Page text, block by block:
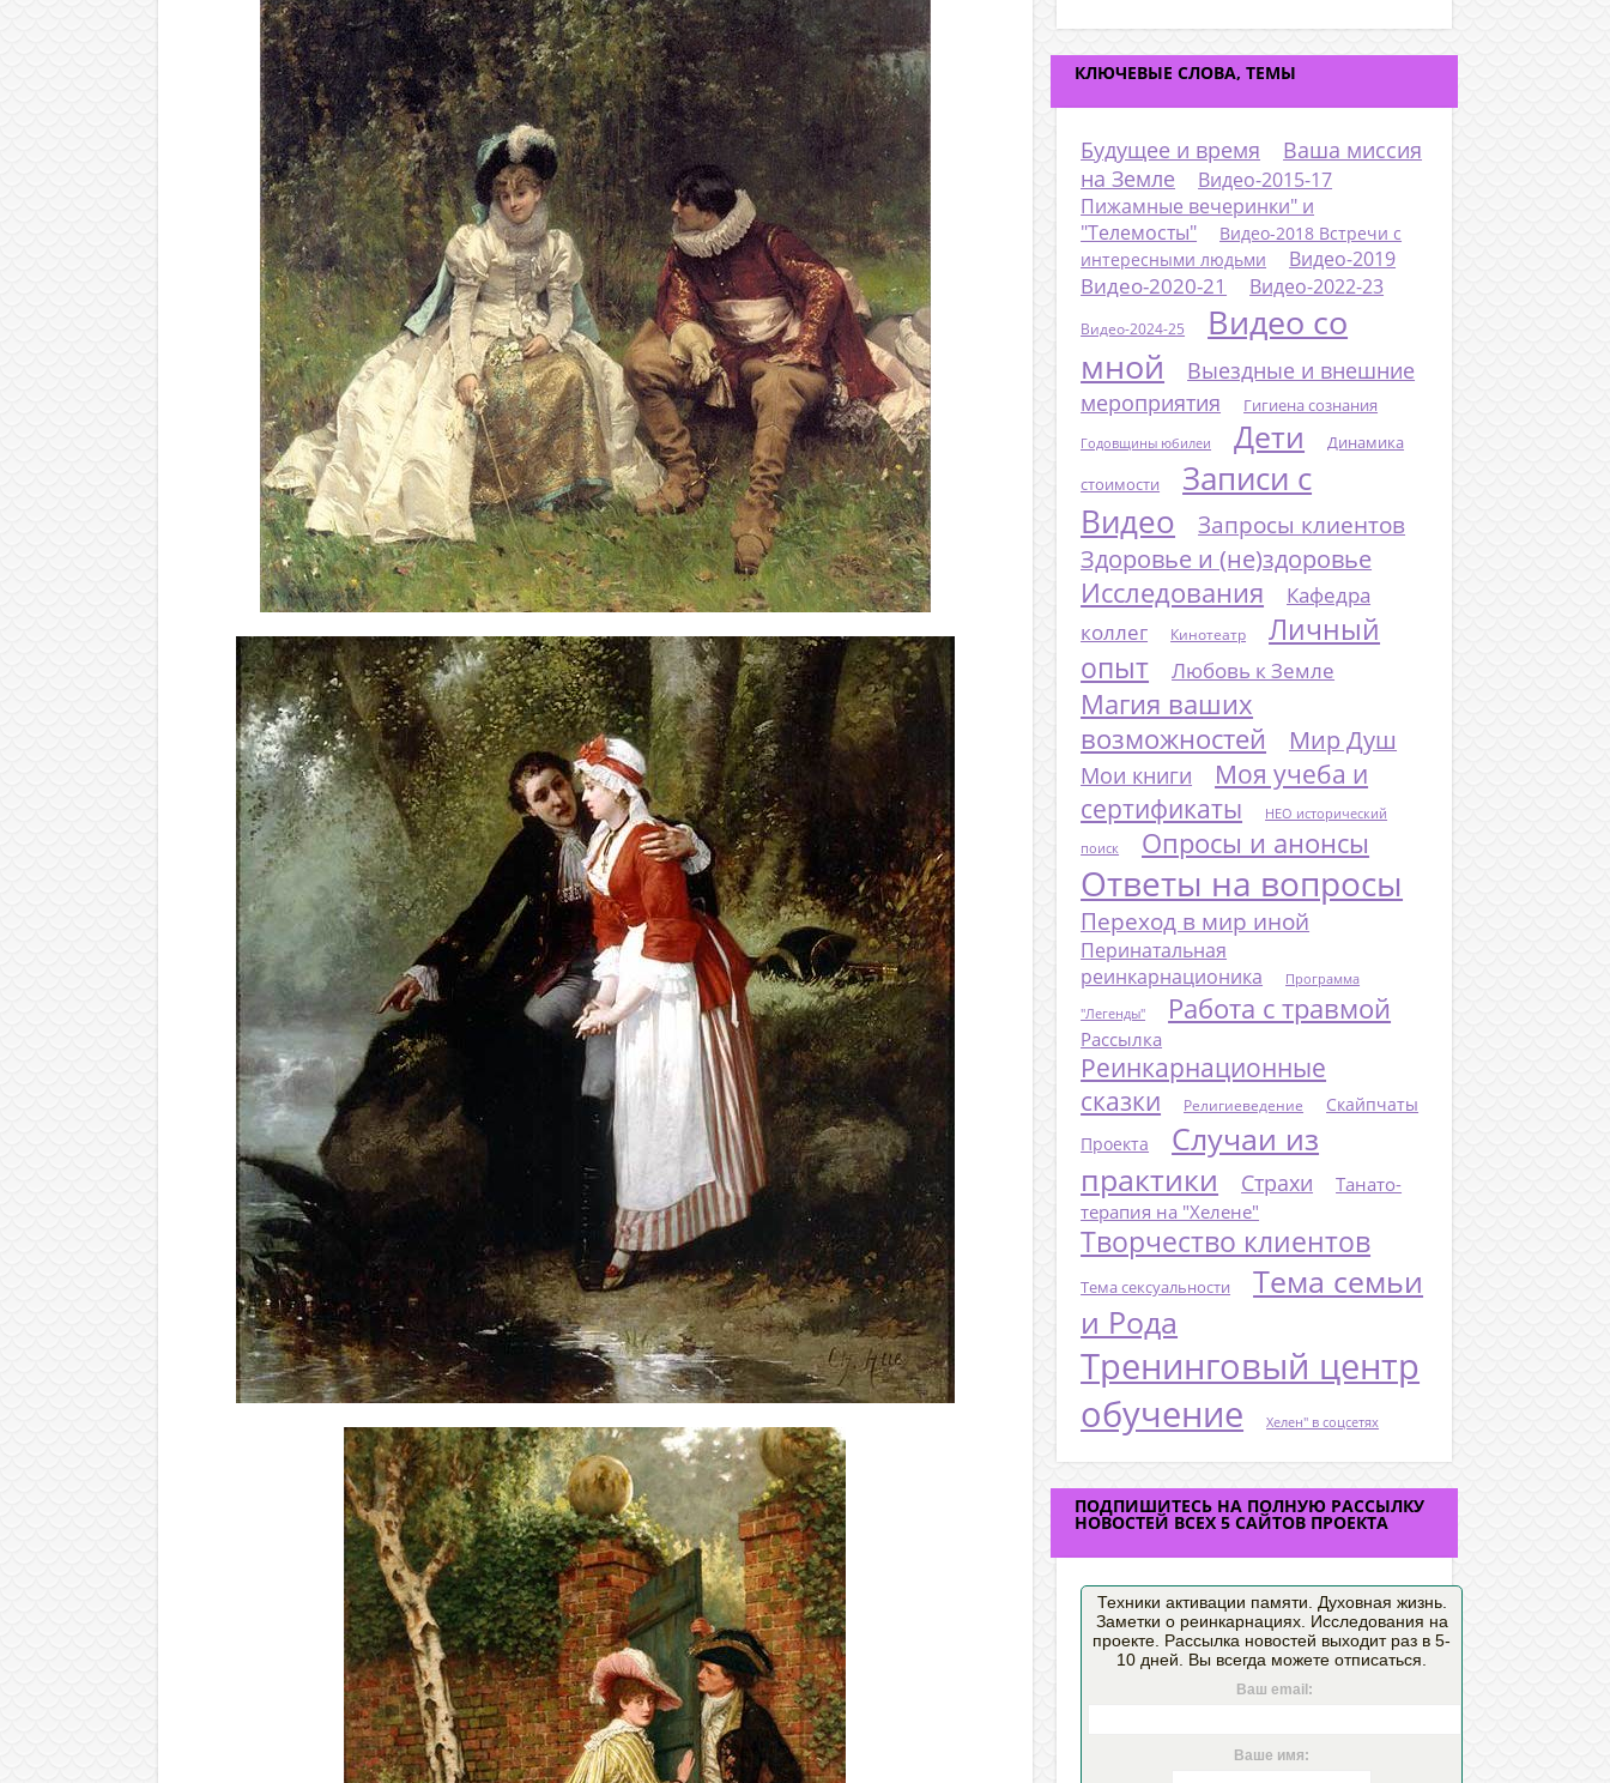
КЛЮЧЕВЫЕ СЛОВА, ТЕМЫ
Будущее и время
Ваша миссия
на Земле
Видео-2015-17
Пижамные вечеринки" и
"Телемосты"
Видео-2018 Встречи с
интересными людьми
Видео-2019
Видео-2020-21 Видео-2022-23
Видео-2024-25
Видео со
мной
Выездные и внешние
мероприятия
Гигиена сознания
Годовщины юбилеи Дети
Динамика
стоимости
Записи с
Видео
Запросы клиентов
Здоровье и (не)здоровье
Исследования
Кафедра
коллег
Кинотеатр
Личный
опыт
Любовь к Земле
Магия ваших
возможностей
Мир Душ
Мои книги
Моя учеба и
сертификаты
НЕО исторический
поиск Опросы и анонсы
Ответы на вопросы
Переход в мир иной
Перинатальная
реинкарнационика
Программа
"Легенды"
Работа с травмой
Рассылка
Реинкарнационные
сказки
Религиеведение
Скайпчаты
Проекта
Случаи из
практики
Страхи
Танато-
терапия на "Хелене"
Творчество клиентов
Тема сексуальности
Тема семьи
и Рода
Тренинговый центр
обучение
Хелен" в соцсетях
ПОДПИШИТЕСЬ НА ПОЛНУЮ РАССЫЛКУ
НОВОСТЕЙ ВСЕХ 5 САЙТОВ ПРОЕКТА
Техники активации памяти. Духовная жизнь.
Заметки о реинкарнациях. Исследования на
проекте. Рассылка новостей выходит раз в 5-
10 дней. Вы всегда можете отписаться.
Ваш email:
Ваше имя: